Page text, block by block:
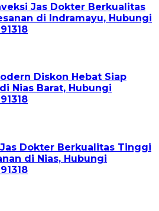
Jas Dokter Berkualitas
di Indramayu, Hubungi
Diskon Hebat Siap
Nias Barat, Hubungi
Dokter Berkualitas Tinggi
di Nias, Hubungi